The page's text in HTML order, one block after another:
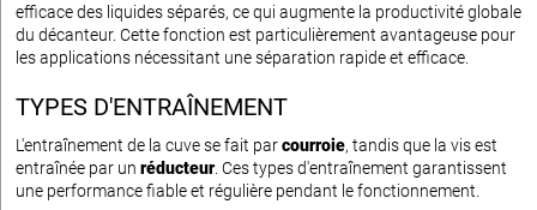
efficace des liquides séparés, ce qui augmente la productivité globale
du décanteur. Cette fonction est particulièrement avantageuse pour
les applications nécessitant une séparation rapide et efficace.
TYPES D'ENTRAÎNEMENT
L'entraînement de la cuve se fait parcourroie, tandis que la vis est
entraînée par un réducteur. Ces types d'entraînement garantissent
une performance fiable et régulière pendant le fonctionnement.